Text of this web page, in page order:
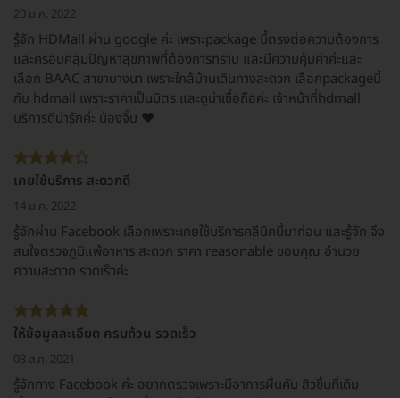
20 ม.ค. 2022
รู้จัก HDMall ผ่าน google ค่ะ เพราะpackage นี้ตรงต่อความต้องการ
และครอบคลุมปัญหาสุขภาพที่ต้องการทราบ และมีความคุ้มค่าค่ะและ
เลือก BAAC สาขาบางนา เพราะใกล้บ้านเดินทางสะดวก เลือกpackageนี้
กับ hdmall เพราะราคาเป็นมิตร และดูน่าเชื่อถือค่ะ เจ้าหน้าที่hdmall
บริการดีน่ารักค่ะ น้องจิ๊บ ❤
เคยใช้บริการ สะดวกดี
14 ม.ค. 2022
รู้จักผ่าน Facebook เลือกเพราะเคยใช้บริการคลีนิคนี้มาก่อน และรู้จัก จึง
สนใจตรวจภูมิแพ้อาหาร สะดวก ราคา reasonable ขอบคุณ อำนวย
ความสะดวก รวดเร็วค่ะ
ให้ข้อมูลละเอียด ครบถ้วน รวดเร็ว
03 ส.ค. 2021
รู้จักทาง Facebook ค่ะ อยากตรวจเพราะมีอาการผื่นคัน สิวขึ้นที่เดิม